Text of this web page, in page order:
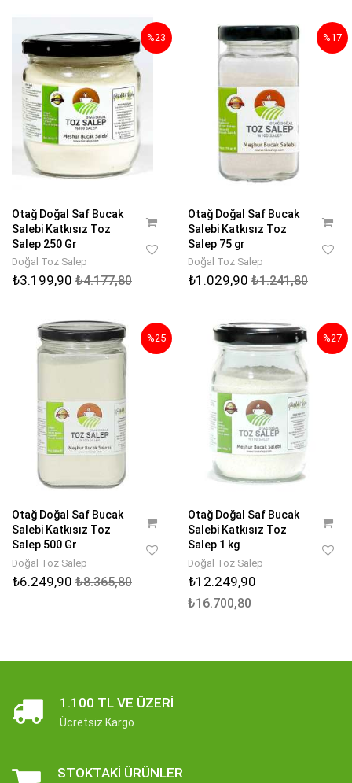
%23
Otağ Doğal Saf Bucak
Salebi Katkısız Toz
Salep 250 Gr
Doğal Toz Salep
₺3.199,90 ₺4.177,80
%17
Otağ Doğal Saf Bucak
Salebi Katkısız Toz
Salep 75 gr
Doğal Toz Salep
₺1.029,90 ₺1.241,80
%25
Otağ Doğal Saf Bucak
Salebi Katkısız Toz
Salep 500 Gr
Doğal Toz Salep
₺6.249,90 ₺8.365,80
%27
Otağ Doğal Saf Bucak
Salebi Katkısız Toz
Salep 1 kg
Doğal Toz Salep
₺12.249,90
₺16.700,80
1.100 TL VE ÜZERI
Ücretsiz Kargo
STOKTAKI ÜRÜNLER